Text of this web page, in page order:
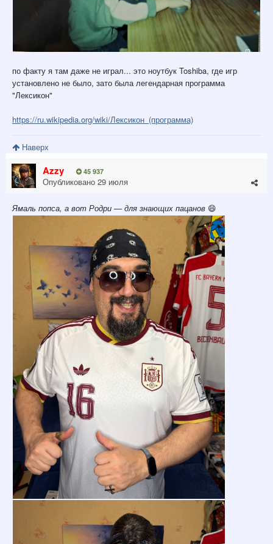
по факту я там даже не играл... это ноутбук Toshiba, где игр
установлено не было, зато была легендарная программа
"Лексикон"
https://ru.wikipedia.org/wiki/Лексикон_(программа)
Наверх
Azzy 45 937
Опубликовано 29 июля
Ямаль попса, а вот Родри — для знающих пацанов 😄